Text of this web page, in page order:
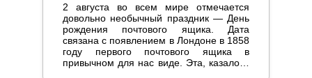
2 августа во всем мире отмечается
довольно необычный праздник — День
рождения почтового ящика. Дата
связана с появлением в Лондоне в 1858
году первого почтового ящика в
привычном для нас виде. Эта, казалось